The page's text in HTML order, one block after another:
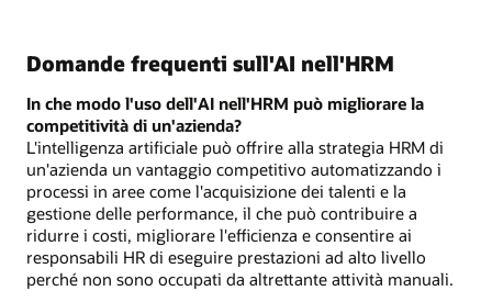
Domande frequenti sull'AI nell'HRM
In che modo l'uso dell'AI nell'HRM può migliorare la
competitività di un'azienda?
L'intelligenza artificiale può offrire alla strategia HRM di
un'azienda un vantaggio competitivo automatizzando i
processi in aree come l'acquisizione dei talenti e la
gestione delle performance, il che può contribuire a
ridurre i costi, migliorare l'efficienza e consentire ai
responsabili HR di eseguire prestazioni ad alto livello
perché non sono occupati da altrettante attività manuali.